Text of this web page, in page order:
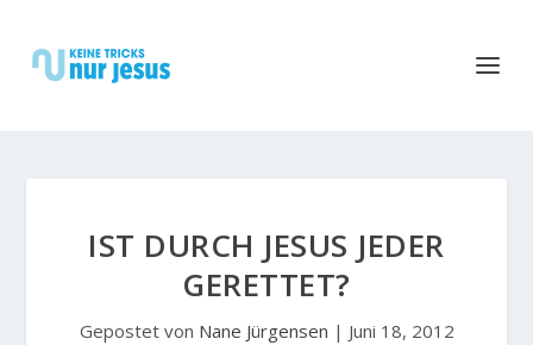
IST DURCH JESUS JEDER
GERETTET?
Gepostet von Nane Jürgensen | Juni 18, 2012